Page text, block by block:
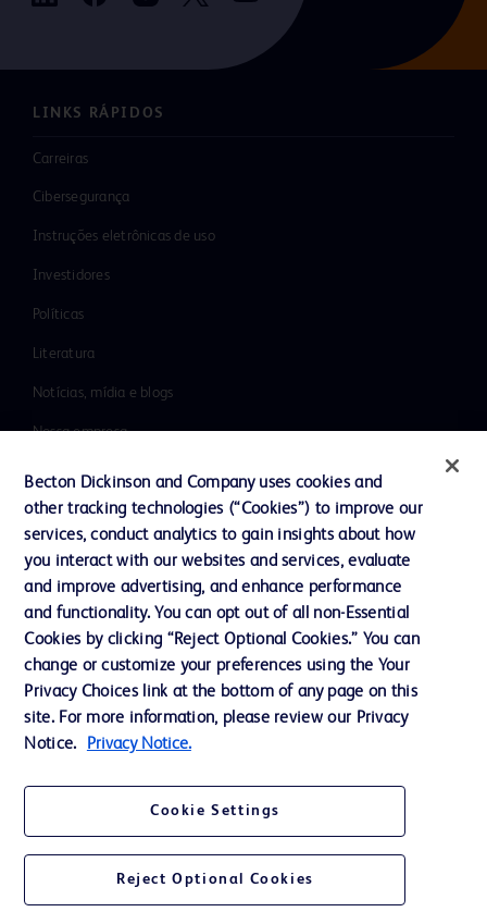
LINKS RÁPIDOS
Carreiras
Cibersegurança
Instruções eletrônicas de uso
Investidores
Políticas
Literatura
Notícias, mídia e blogs
Nossa empresa
Suporte
Fale conosco
Preferências de cookies
Privacidade
Termos de uso
comerciais da Becton, Dickinson and Company. Todas as outras marcas
comerciais pertencem a seus respectivos donos.
Becton Dickinson and Company uses cookies and
other tracking technologies (“Cookies”) to improve our
services, conduct analytics to gain insights about how
you interact with our websites and services, evaluate
and improve advertising, and enhance performance
and functionality. You can opt out of all non-Essential
Cookies by clicking “Reject Optional Cookies.” You can
change or customize your preferences using the Your
Privacy Choices link at the bottom of any page on this
site. For more information, please review our Privacy
Notice.
Privacy Notice.
Cookie Settings
Reject Optional Cookies